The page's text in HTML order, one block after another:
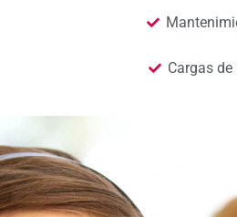
Cargas de